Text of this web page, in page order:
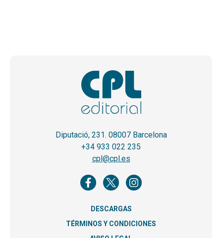
Diputació, 231. 08007 Barcelona
+34 933 022 235
cpl@cpl.es
DESCARGAS
TÉRMINOS Y CONDICIONES